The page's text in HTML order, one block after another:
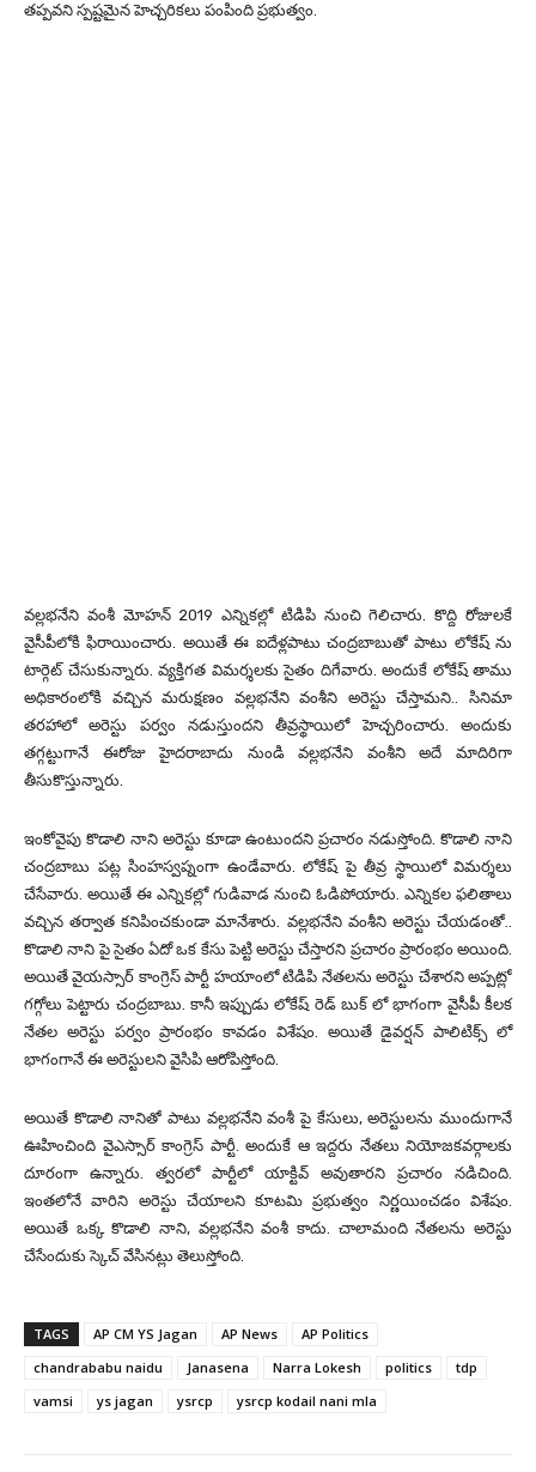
తప్పవని స్పష్టమైన హెచ్చరికలు పంపింది ప్రభుత్వం.
వల్లభనేని వంశీ మోహన్ 2019 ఎన్నికల్లో టిడిపి నుంచి గెలిచారు. కొద్ది రోజులకే
వైసీపీలోకి ఫిరాయించారు. అయితే ఈ ఐదేళ్లపాటు చంద్రబాబుతో పాటు లోకేష్ ను
టార్గెట్ చేసుకున్నారు. వ్యక్తిగత విమర్శలకు సైతం దిగేవారు. అందుకే లోకేష్ తాము
అధికారంలోకి వచ్చిన మరుక్షణం వల్లభనేని వంశీని అరెస్టు చేస్తామని.. సినిమా
తరహాలో అరెస్టు పర్వం నడుస్తుందని తీవ్రస్థాయిలో హెచ్చరించారు. అందుకు
తగ్గట్టుగానే ఈరోజు హైదరాబాదు నుండి వల్లభనేని వంశీని అదే మాదిరిగా
తీసుకొస్తున్నారు.
ఇంకోవైపు కొడాలి నాని అరెస్టు కూడా ఉంటుందని ప్రచారం నడుస్తోంది. కొడాలి నాని
చంద్రబాబు పట్ల సింహస్వప్నంగా ఉండేవారు. లోకేష్ పై తీవ్ర స్థాయిలో విమర్శలు
చేసేవారు. అయితే ఈ ఎన్నికల్లో గుడివాడ నుంచి ఓడిపోయారు. ఎన్నికల ఫలితాలు
వచ్చిన తర్వాత కనిపించకుండా మానేశారు. వల్లభనేని వంశీని అరెస్టు చేయడంతో..
కొడాలి నాని పై సైతం ఏదో ఒక కేసు పెట్టి అరెస్టు చేస్తారని ప్రచారం ప్రారంభం అయింది.
అయితే వైయస్సార్ కాంగ్రెస్ పార్టీ హయాంలో టిడిపి నేతలను అరెస్టు చేశారని అప్పట్లో
గగ్గోలు పెట్టారు చంద్రబాబు. కానీ ఇప్పుడు లోకేష్ రెడ్ బుక్ లో భాగంగా వైసీపీ కీలక
నేతల అరెస్టు పర్వం ప్రారంభం కావడం విశేషం. అయితే డైవర్షన్ పాలిటిక్స్ లో
భాగంగానే ఈ అరెస్టులని వైసిపి ఆరోపిస్తోంది.
అయితే కొడాలి నానితో పాటు వల్లభనేని వంశీ పై కేసులు, అరెస్టులను ముందుగానే
ఊహించింది వైఎస్సార్ కాంగ్రెస్ పార్టీ. అందుకే ఆ ఇద్దరు నేతలు నియోజకవర్గాలకు
దూరంగా ఉన్నారు. త్వరలో పార్టీలో యాక్టివ్ అవుతారని ప్రచారం నడిచింది.
ఇంతలోనే వారిని అరెస్టు చేయాలని కూటమి ప్రభుత్వం నిర్ణయించడం విశేషం.
అయితే ఒక్క కొడాలి నాని, వల్లభనేని వంశీ కాదు. చాలామంది నేతలను అరెస్టు
చేసేందుకు స్కెచ్ వేసినట్లు తెలుస్తోంది.
TAGS AP CM YS Jagan AP News
AP Politics
chandrababu naidu
Janasena Narra Lokesh politics
tdp
vamsi
ys jagan ysrcp ysrcp kodail nani mla